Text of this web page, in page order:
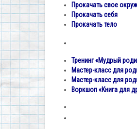
Прокачать свое
Прокачать себя
Прокачать тело
Тренинг «Мудрый
Мастер-класс для
Мастер-класс для
Воркшоп «Книга для